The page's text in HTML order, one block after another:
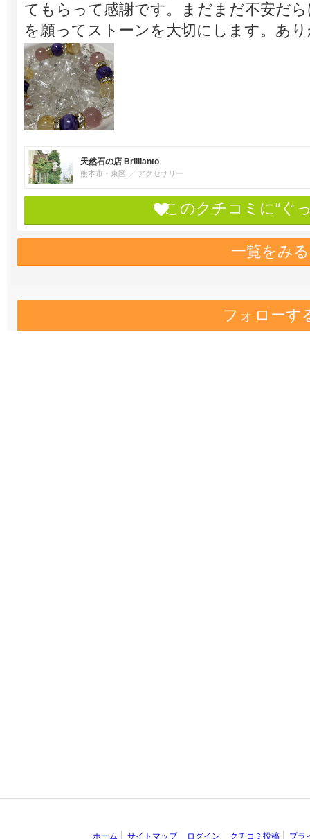
てもらって感謝です。まだまだ不安だ
を願ってストーンを大切にします。あ
天然石の店 Brillianto
熊本市・東区 アクセサリー
このクチコミに“ぐ
一覧をみる
フォローす
ホーム サイトマップ ログイン クチコミ投稿 プラ